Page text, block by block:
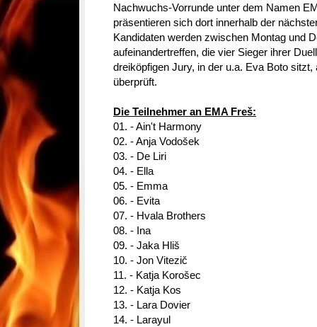
Nachwuchs-Vorrunde unter dem Namen
präsentieren sich dort innerhalb der
Kandidaten werden zwischen Montag und
aufeinandertreffen, die vier Sieger ihrer
dreiköpfigen Jury, in der u.a. Eva Boto
überprüft.
Die Teilnehmer an EMA Freš:
01. - Ain't Harmony
02. - Anja Vodošek
03. - De Liri
04. - Ella
05. - Emma
06. - Evita
07. - Hvala Brothers
08. - Ina
09. - Jaka Hliš
10. - Jon Vitezič
11. - Katja Korošec
12. - Katja Kos
13. - Lara Dovier
14. - Larayul